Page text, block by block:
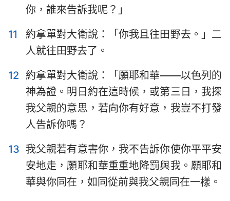
你，誰來告訴我呢？」
11
約拿單對大衛說：「你我且往田野去。」二
人就往田野去了。
12
約拿單對大衛說：「願耶和華——以色列的
神為證。明日約在這時候，或第三日，我探
我父親的意思，若向你有好意，我豈不打發
人告訴你嗎？
13 我父親若有意害你，我不告訴你使你平平安
安地走，願耶和華重重地降罰與我。願耶和
華與你同在，如同從前與我父親同在一樣。